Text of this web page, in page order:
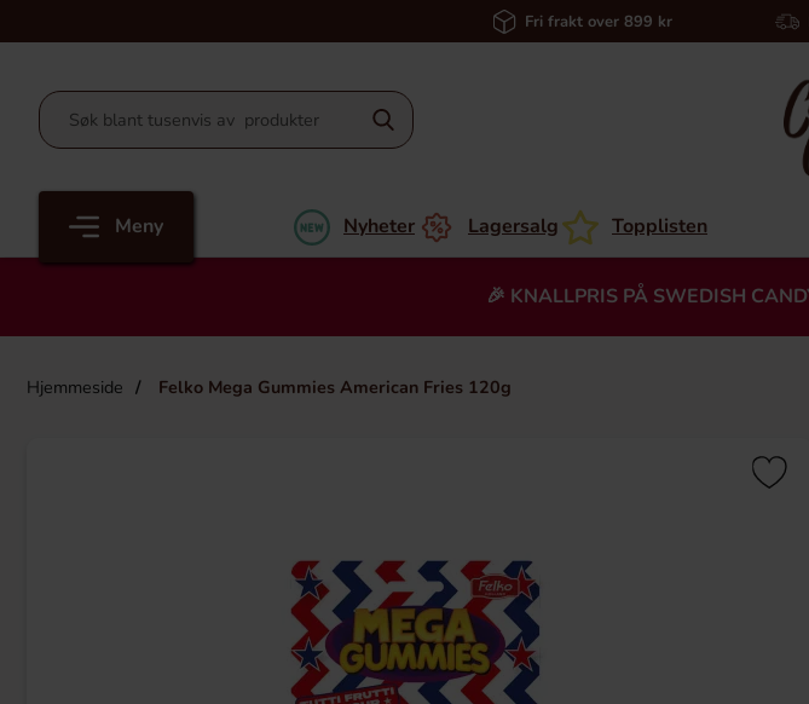
Fri frakt over 899 kr
Meny Nyheter Lagersalg Topplisten
🎉 KNALLPRIS PÅ SWEDISH
Hjemmeside Felko Mega Gummies American Fries 120g